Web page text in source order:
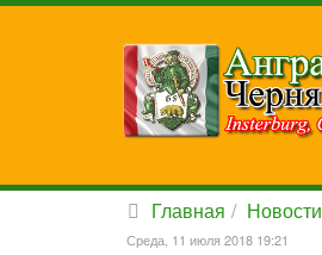
Главная Новости
Среда, 11 июля 2018 19:21